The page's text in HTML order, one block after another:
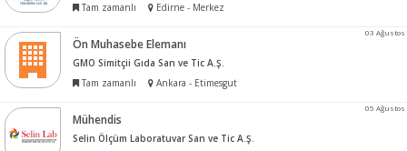
Tam zamanlı
Edirne - Merkez
03 Ağustos
Ön Muhasebe Elemanı
GMO Simitçii Gıda San ve Tic A.Ş.
Tam zamanlı
Ankara - Etimesgut
05 Ağustos
Mühendis
Selin Ölçüm Laboratuvar San ve Tic A.Ş.